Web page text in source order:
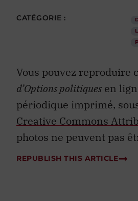
CATÉGORIE :
Vous pouvez reproduire
d’Options politiques en
périodique imprimé,
Creative Commons
photos ne peuvent pas
REPUBLISH THIS ARTICLE